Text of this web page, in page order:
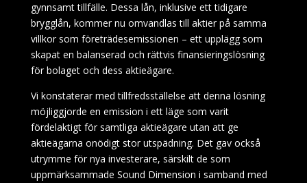
gynnsamt tillfälle. Dessa lån, inklusive ett tidigare
brygglån, kommer nu omvandlas till aktier på samma
villkor som företrädesemissionen – ett upplägg som
skapat en balanserad och rättvis finansieringslösning
för bolaget och dess aktieägare.
Vi konstaterar med tillfredsställelse att denna lösning
möjliggjorde en emission i ett läge som varit
fördelaktigt för samtliga aktieägare utan att ge
aktieägarna onödigt stor utspädning. Det gav också
utrymme för nya investerare, särskilt de som
uppmärksammade Sound Dimension i samband med